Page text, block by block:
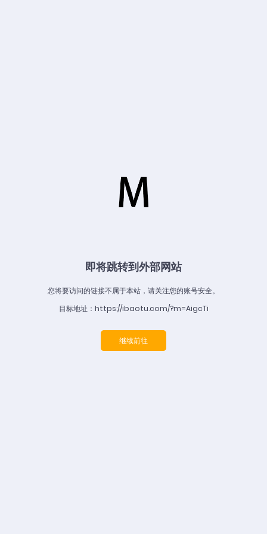
即将跳转到外部网站
您将要访问的链接不属于本站，请关注您的账号安全。
目标地址：https://ibaotu.com/?m=AigcTi
继续前往